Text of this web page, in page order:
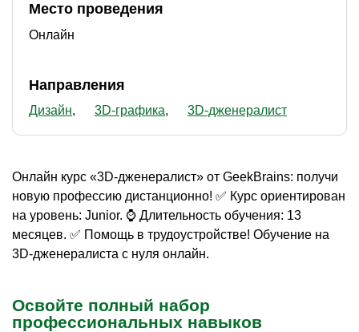
Место проведения
Онлайн
Направления
Дизайн 3D-графика 3D-дженералист
Онлайн курс «3D-дженералист» от GeekBrains: получи
новую профессию дистанционно! ✅ Курс ориентирован
на уровень: Junior. ⌚ Длительность обучения: 13
месяцев. ✅ Помощь в трудоустройстве! Обучение на
3D-дженералиста с нуля онлайн.
Освойте полный набор
профессиональных навыков